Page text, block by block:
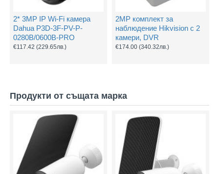
2* 3MP IP Wi-Fi камера
Dahua P3D-3F-PV-P-
0280B/0600B-PRO
€117.42 (229.65лв.)
2MP комплект за
наблюдение Hikvision с 2
камери, DVR
€174.00 (340.32лв.)
Продукти от същата марка